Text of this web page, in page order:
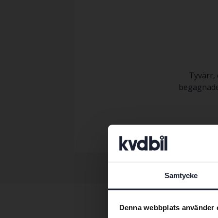
Samtycke
Denna webbplats använder
Tyvärr,